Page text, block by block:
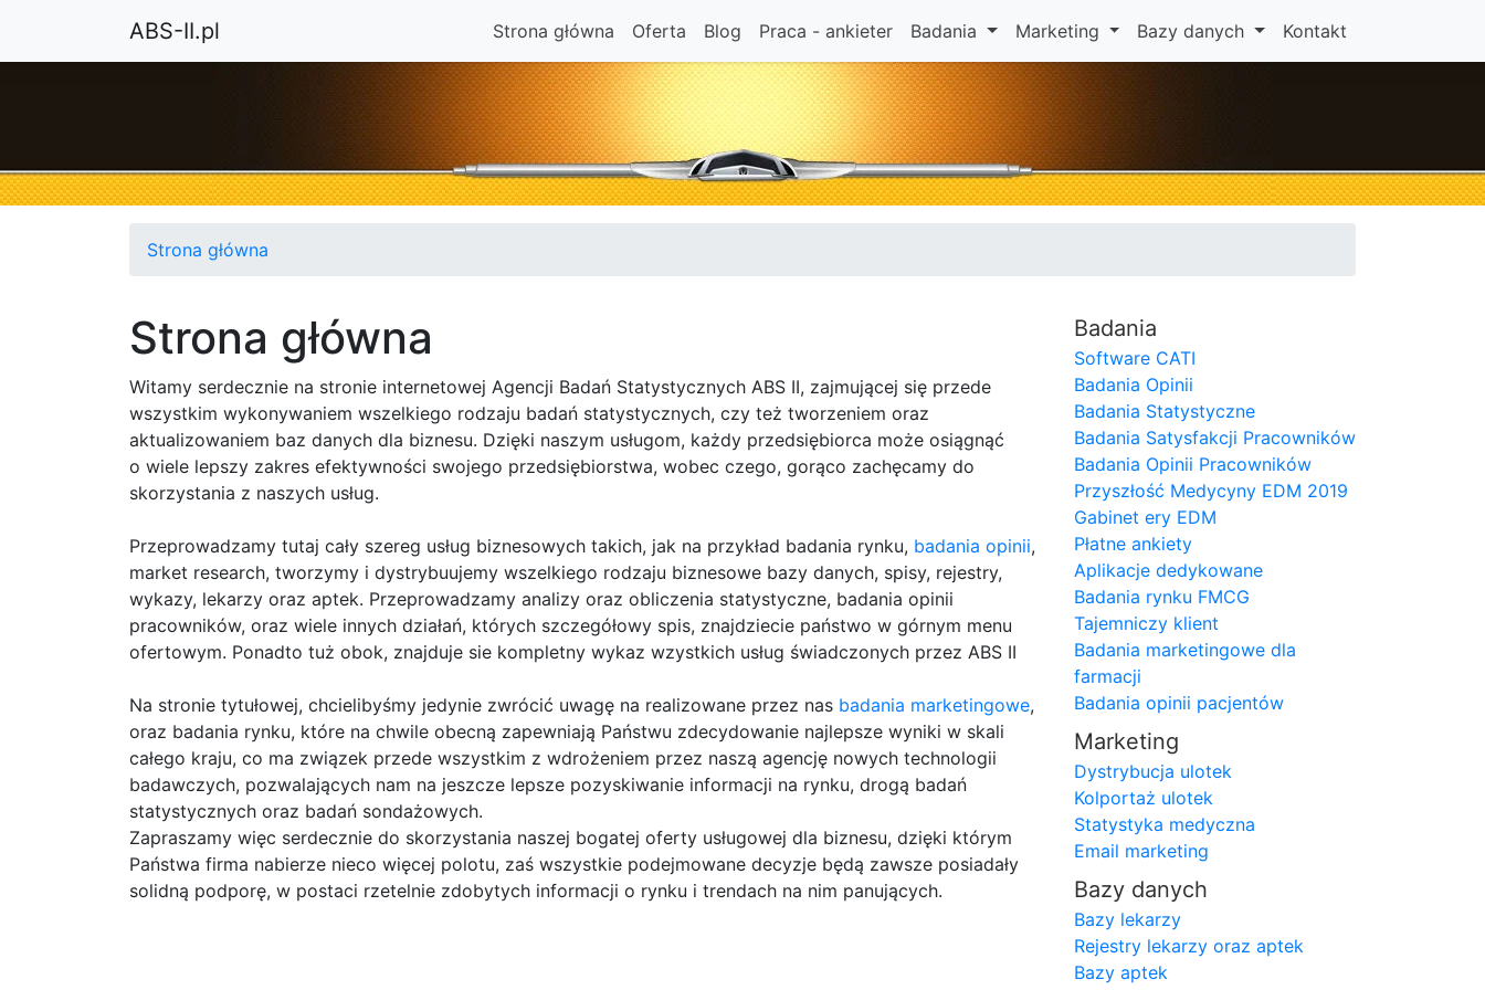
ABS-II.pl Strona główna Oferta Blog Praca - ankieter Badania Marketing Bazy danych Kontakt
Strona główna
Strona główna
Witamy serdecznie na stronie internetowej Agencji Badań Statystycznych ABS II, zajmującej się przede
wszystkim wykonywaniem wszelkiego rodzaju badań statystycznych, czy też tworzeniem oraz
aktualizowaniem baz danych dla biznesu. Dzięki naszym usługom, każdy przedsiębiorca może osiągnąć
o wiele lepszy zakres efektywności swojego przedsiębiorstwa, wobec czego, gorąco zachęcamy do
skorzystania z naszych usług.
Przeprowadzamy tutaj cały szereg usług biznesowych takich, jak na przykład badania rynku, badania opinii,
market research, tworzymy i dystrybuujemy wszelkiego rodzaju biznesowe bazy danych, spisy, rejestry,
wykazy, lekarzy oraz aptek. Przeprowadzamy analizy oraz obliczenia statystyczne, badania opinii
pracowników, oraz wiele innych działań, których szczegółowy spis, znajdziecie państwo w górnym menu
ofertowym. Ponadto tuż obok, znajduje sie kompletny wykaz wzystkich usług świadczonych przez ABS II
Na stronie tytułowej, chcielibyśmy jedynie zwrócić uwagę na realizowane przez nas badania marketingowe,
oraz badania rynku, które na chwile obecną zapewniają Państwu zdecydowanie najlepsze wyniki w skali
całego kraju, co ma związek przede wszystkim z wdrożeniem przez naszą agencję nowych technologii
badawczych, pozwalających nam na jeszcze lepsze pozyskiwanie informacji na rynku, drogą badań
statystycznych oraz badań sondażowych.
Zapraszamy więc serdecznie do skorzystania naszej bogatej oferty usługowej dla biznesu, dzięki którym
Państwa firma nabierze nieco więcej polotu, zaś wszystkie podejmowane decyzje będą zawsze posiadały
solidną podporę, w postaci rzetelnie zdobytych informacji o rynku i trendach na nim panujących.
Badania
Software CATI
Badania Opinii
Badania Statystyczne
Badania Satysfakcji Pracowników
Badania Opinii Pracowników
Przyszłość Medycyny EDM 2019
Gabinet ery EDM
Płatne ankiety
Aplikacje dedykowane
Badania rynku FMCG
Tajemniczy klient
Badania marketingowe dla
farmacji
Badania opinii pacjentów
Marketing
Dystrybucja ulotek
Kolportaż ulotek
Statystyka medyczna
Email marketing
Bazy danych
Bazy lekarzy
Rejestry lekarzy oraz aptek
Bazy aptek